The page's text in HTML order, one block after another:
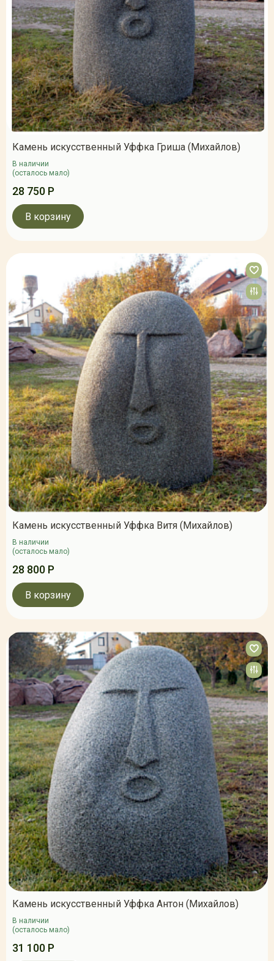
Камень искусственный Уффка Гриша (Михайлов)
В наличии
(осталось мало)
28 750 Р
В корзину
Камень искусственный Уффка Витя (Михайлов)
В наличии
(осталось мало)
28 800 Р
В корзину
Камень искусственный Уффка Антон (Михайлов)
В наличии
(осталось мало)
31 100 Р